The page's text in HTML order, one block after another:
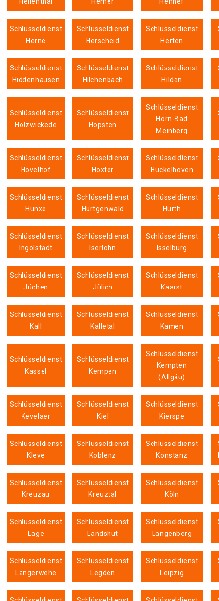
Schlüsseldienst
Herne
Schlüsseldienst
Herscheid
Schlüsseldienst
Herten
Schlüsseldienst
Hiddenhausen
Schlüsseldienst
Hilchenbach
Schlüsseldienst
Hilden
Schlüsseldienst
Holzwickede
Schlüsseldienst
Hopsten
Schlüsseldienst
Horn-Bad
Meinberg
Schlüsseldienst
Hövelhof
Schlüsseldienst
Höxter
Schlüsseldienst
Hückelhoven
Schlüsseldienst
Hünxe
Schlüsseldienst
Hürtgenwald
Schlüsseldienst
Hürth
Schlüsseldienst
Ingolstadt
Schlüsseldienst
Iserlohn
Schlüsseldienst
Isselburg
Schlüsseldienst
Jüchen
Schlüsseldienst
Jülich
Schlüsseldienst
Kaarst
Schlüsseldienst
Kall
Schlüsseldienst
Kalletal
Schlüsseldienst
Kamen
Schlüsseldienst
Kassel
Schlüsseldienst
Kempen
Schlüsseldienst
Kempten
(Allgäu)
Schlüsseldienst
Kevelaer
Schlüsseldienst
Kiel
Schlüsseldienst
Kierspe
Schlüsseldienst
Kleve
Schlüsseldienst
Koblenz
Schlüsseldienst
Konstanz
Schlüsseldienst
Kreuzau
Schlüsseldienst
Kreuztal
Schlüsseldienst
Köln
Schlüsseldienst
Lage
Schlüsseldienst
Landshut
Schlüsseldienst
Langenberg
Schlüsseldienst
Langerwehe
Schlüsseldienst
Legden
Schlüsseldienst
Leipzig